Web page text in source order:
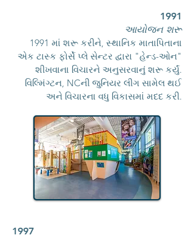
1991
આયોજન શરૂ
1991 માં શરૂ કરીને, સ્થાનિક માતાપિતાના
એક ટાસ્ક ફોર્સે પ્લે સેન્ટર દ્વારા "હેન્ડ-ઓન"
શીખવાના વિચારને અનુસરવાનું શરૂ કર્યું.
વિલ્મિંગ્ટન, NCની જુનિયર લીગ સામેલ થઈ
અને વિચારના વધુ વિકાસમાં મદદ કરી.
1997